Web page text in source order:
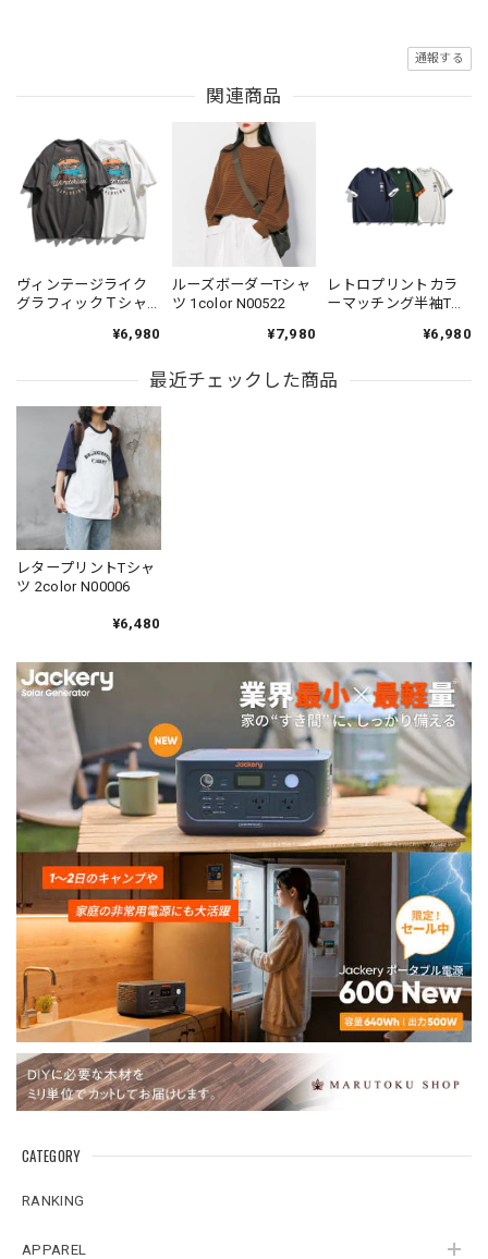
CATEGORY
RANKING
APPAREL
通報する
関連商品
ヴィンテージライク
グラフィックＴシャ
¥6,980
ルーズボーダーTシャ
ツ 1color N00522
¥7,980
レトロプリントカラ
ーマッチング半袖Tシ
¥6,980
最近チェックした商品
レタープリントTシャ
ツ 2color N00006
¥6,480